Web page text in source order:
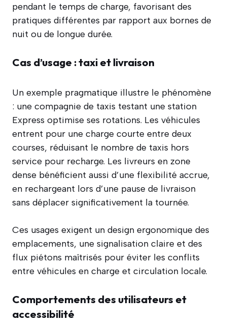
pendant le temps de charge, favorisant des
pratiques différentes par rapport aux bornes de
nuit ou de longue durée.
Cas d’usage : taxi et livraison
Un exemple pragmatique illustre le phénomène
: une compagnie de taxis testant une station
Express optimise ses rotations. Les véhicules
entrent pour une charge courte entre deux
courses, réduisant le nombre de taxis hors
service pour recharge. Les livreurs en zone
dense bénéficient aussi d’une flexibilité accrue,
en rechargeant lors d’une pause de livraison
sans déplacer significativement la tournée.
Ces usages exigent un design ergonomique des
emplacements, une signalisation claire et des
flux piétons maîtrisés pour éviter les conflits
entre véhicules en charge et circulation locale.
Comportements des utilisateurs et
accessibilité